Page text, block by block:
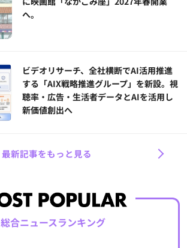
へ。
ビデオリサーチ、全社横断でAI活用推進
する「AIX戦略推進グループ」を新設。視
聴率・広告・生活者データとAIを活用し
新価値創出へ
最新記事をもっと見る
総合ニュースランキング